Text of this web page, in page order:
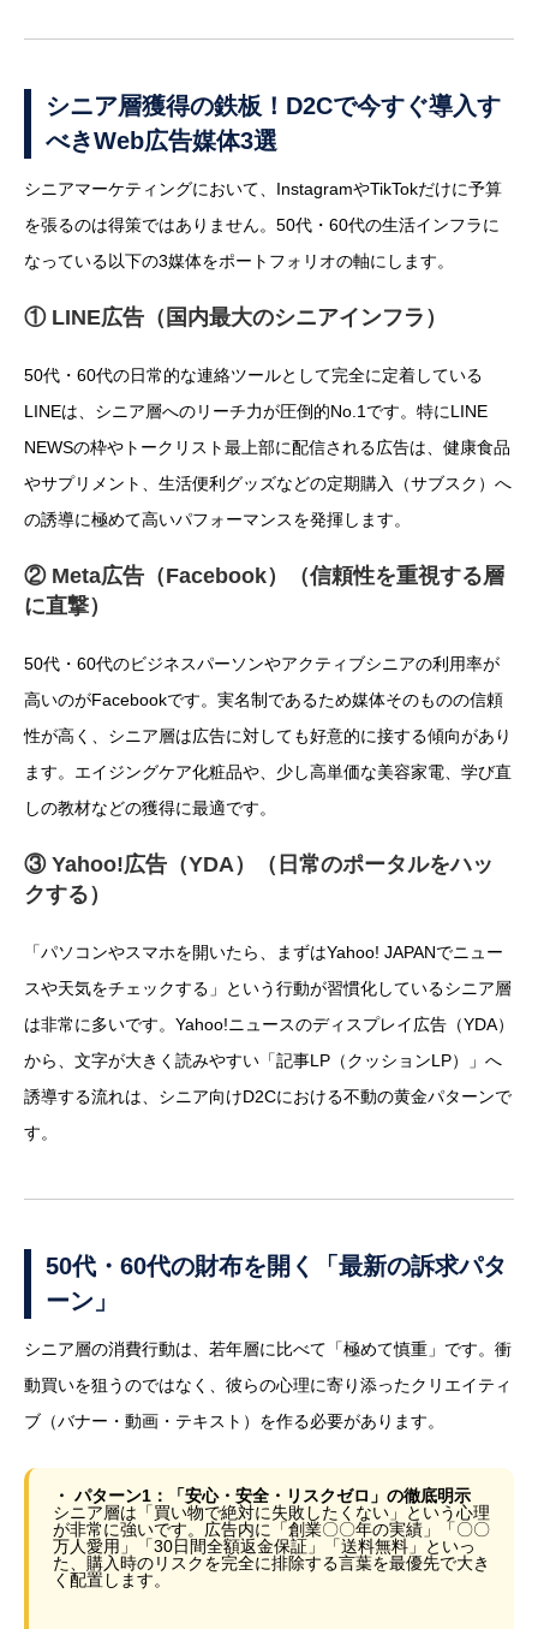
シニア層獲得の鉄板！D2Cで今すぐ導入す
べきWeb広告媒体3選
シニアマーケティングにおいて、InstagramやTikTokだけに予算
を張るのは得策ではありません。50代・60代の生活インフラに
なっている以下の3媒体をポートフォリオの軸にします。
① LINE広告（国内最大のシニアインフラ）
50代・60代の日常的な連絡ツールとして完全に定着している
LINEは、シニア層へのリーチ力が圧倒的No.1です。特にLINE
NEWSの枠やトークリスト最上部に配信される広告は、健康食品
やサプリメント、生活便利グッズなどの定期購入（サブスク）へ
の誘導に極めて高いパフォーマンスを発揮します。
② Meta広告（Facebook）（信頼性を重視する層
に直撃）
50代・60代のビジネスパーソンやアクティブシニアの利用率が
高いのがFacebookです。実名制であるため媒体そのものの信頼
性が高く、シニア層は広告に対しても好意的に接する傾向があり
ます。エイジングケア化粧品や、少し高単価な美容家電、学び直
しの教材などの獲得に最適です。
③ Yahoo!広告（YDA）（日常のポータルをハッ
クする）
「パソコンやスマホを開いたら、まずはYahoo! JAPANでニュー
スや天気をチェックする」という行動が習慣化しているシニア層
は非常に多いです。Yahoo!ニュースのディスプレイ広告（YDA）
から、文字が大きく読みやすい「記事LP（クッションLP）」へ
誘導する流れは、シニア向けD2Cにおける不動の黄金パターンで
す。
50代・60代の財布を開く「最新の訴求パタ
ーン」
シニア層の消費行動は、若年層に比べて「極めて慎重」です。衝
動買いを狙うのではなく、彼らの心理に寄り添ったクリエイティ
ブ（バナー・動画・テキスト）を作る必要があります。
・ パターン1：「安心・安全・リスクゼロ」の徹底明示
シニア層は「買い物で絶対に失敗したくない」という心理
が非常に強いです。広告内に「創業〇〇年の実績」「〇〇
万人愛用」「30日間全額返金保証」「送料無料」といっ
た、購入時のリスクを完全に排除する言葉を最優先で大き
く配置します。